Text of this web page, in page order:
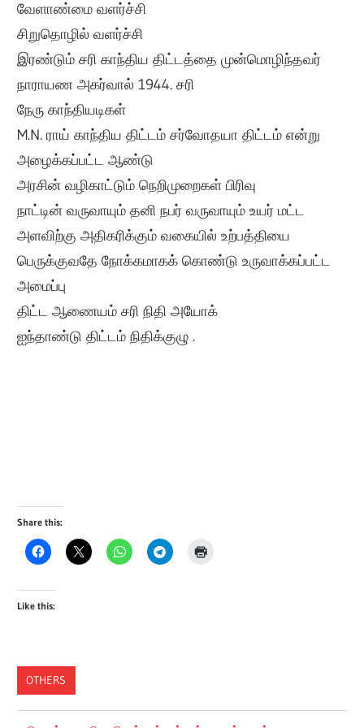
வேளாண்மை வளர்ச்சி
சிறுதொழில் வளர்ச்சி
இரண்டும் சரி காந்திய திட்டத்தை முன்மொழிந்தவர்
நாராயண அகர்வால் 1944. சரி
நேரு காந்தியடிகள்
M.N. ராய் காந்திய திட்டம் சர்வோதயா திட்டம் என்று
அழைக்கப்பட்ட ஆண்டு
அரசின் வழிகாட்டும் நெறிமுறைகள் பிரிவு
நாட்டின் வருவாயும் தனி நபர் வருவாயும் உயர் மட்ட
அளவிற்கு அதிகரிக்கும் வகையில் உற்பத்தியை
பெருக்குவதே நோக்கமாகக் கொண்டு உருவாக்கப்பட்ட
அமைப்பு
திட்ட ஆணையம் சரி நிதி அயோக்
ஐந்தாண்டு திட்டம் நிதிக்குழு .
Share this:
Like this:
OTHERS